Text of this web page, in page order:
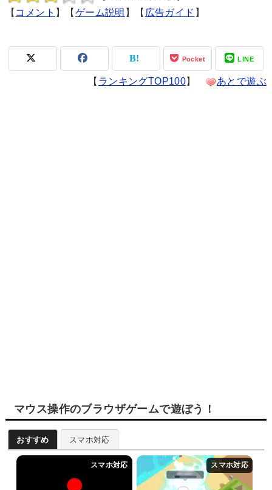
【 コメント 】【 ゲーム説明 】【 広告ガイド 】
Pocket LINE
【 ランキングTOP100】 あとで遊ぶ
マウス操作のブラウザゲームで遊ぼう！
おすすめ スマホ対応